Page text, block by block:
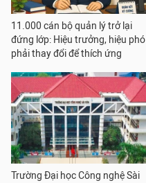
11.000 cán bộ quản lý trở lại
đứng lớp: Hiệu trưởng, hiệu phó
phải thay đổi để thích ứng
Trường Đại học Công nghệ Sài